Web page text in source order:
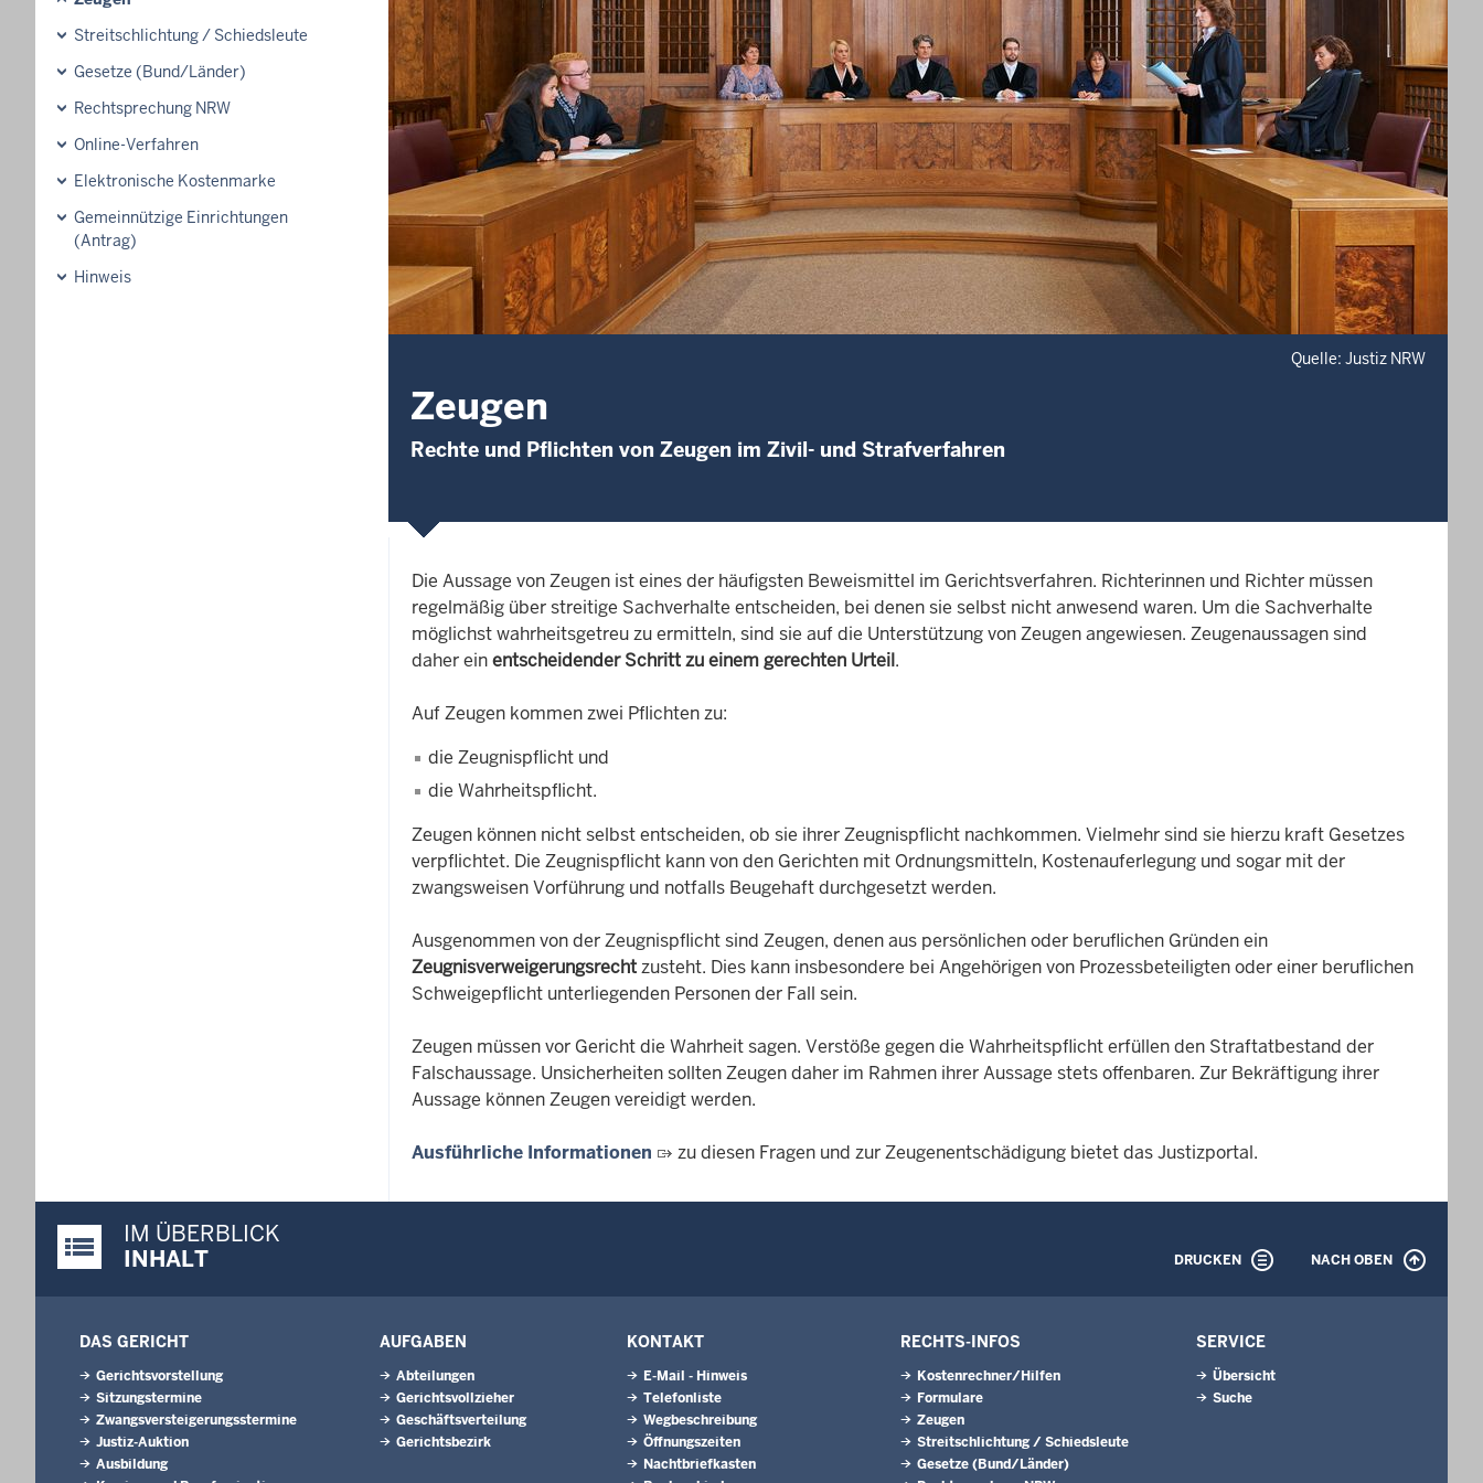
Streitschlichtung / Schiedsleute
Gesetze (Bund/Länder)
Rechtsprechung NRW
Online-Verfahren
Elektronische Kostenmarke
Gemeinnützige Einrichtungen
(Antrag)
Hinweis
Quelle: Justiz NRW
Zeugen
Rechte und Pflichten von Zeugen im Zivil- und Strafverfahren
Die Aussage von Zeugen ist eines der häufigsten Beweismittel im Gerichtsverfahren. Richterinnen und Richter müssen
regelmäßig über streitige Sachverhalte entscheiden, bei denen sie selbst nicht anwesend waren. Um die Sachverhalte
möglichst wahrheitsgetreu zu ermitteln, sind sie auf die Unterstützung von Zeugen angewiesen. Zeugenaussagen sind
daher einentscheidender Schritt zu einem gerechten Urteil.
Auf Zeugen kommen zwei Pflichten zu:
die Zeugnispflicht und
die Wahrheitspflicht.
Zeugen können nicht selbst entscheiden, ob sie ihrer Zeugnispflicht nachkommen. Vielmehr sind sie hierzu kraft Gesetzes
verpflichtet. Die Zeugnispflicht kann von den Gerichten mit Ordnungsmitteln, Kostenauferlegung und sogar mit der
zwangsweisen Vorführung und notfalls Beugehaft durchgesetzt werden.
Ausgenommen von der Zeugnispflicht sind Zeugen, denen aus persönlichen oder beruflichen Gründen ein
Zeugnisverweigerungsrechtzusteht. Dies kann insbesondere bei Angehörigen von Prozessbeteiligten oder einer beruflichen
Schweigepflicht unterliegenden Personen der Fall sein.
Zeugen müssen vor Gericht die Wahrheit sagen. Verstöße gegen die Wahrheitspflicht erfüllen den Straftatbestand der
Falschaussage. Unsicherheiten sollten Zeugen daher im Rahmen ihrer Aussage stets offenbaren. Zur Bekräftigung ihrer
Aussage können Zeugen vereidigt werden.
Ausführliche Informationen zu diesen Fragen und zur Zeugenentschädigung bietet das Justizportal.
Justiz-Portal im Überblick:
IM ÜBERBLICK
INHALT
DRUCKEN NACH OBEN
DAS GERICHT
Gerichtsvorstellung
Sitzungstermine
Zwangsversteigerungsstermine
Justiz-Auktion
Ausbildung
AUFGABEN
Abteilungen
Gerichtsvollzieher
Geschäftsverteilung
Gerichtsbezirk
KONTAKT
E-Mail - Hinweis
Telefonliste
Wegbeschreibung
Öffnungszeiten
Nachtbriefkasten
RECHTS-INFOS
Kostenrechner/Hilfen
Formulare
Zeugen
Streitschlichtung / Schiedsleute
Gesetze (Bund/Länder)
SERVICE
Übersicht
Suche